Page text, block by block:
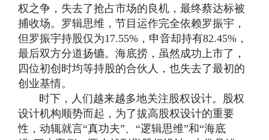
权之争，失去了抢占市场的良机，最终蔡达标被
捕收场。罗辑思维，节目运作完全依赖罗振宇，
但罗振宇持股仅为17.55%，申音却持有82.45%，
最后双方分道扬镳。海底捞，虽然成功上市了，
四位初创时均等持股的合伙人，也失去了最初的
创业基情。
时下，人们越来越多地关注股权设计。股权
设计机构顺势而起，为了拔高股权设计的重要
性，动辄就言“真功夫”、“逻辑思维”和“海底